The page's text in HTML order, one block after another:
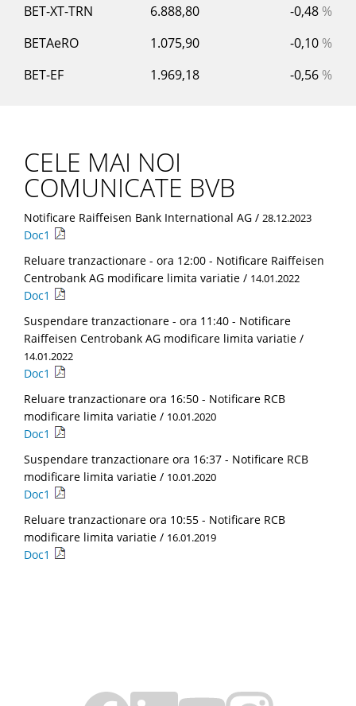
BET-XT-TRN 6.888,80 -0,48 %
BETAeRO
1.075,90 -0,10 %
BET-EF
1.969,18 -0,56 %
CELE MAI NOI
COMUNICATE BVB
Notificare Raiffeisen Bank International AG / 28.12.2023
Doc1
Reluare tranzactionare - ora 12:00 - Notificare Raiffeisen
Centrobank AG modificare limita variatie / 14.01.2022
Doc1
Suspendare tranzactionare - ora 11:40 - Notificare
Raiffeisen Centrobank AG modificare limita variatie /
14.01.2022
Doc1
Reluare tranzactionare ora 16:50 - Notificare RCB
modificare limita variatie / 10.01.2020
Doc1
Suspendare tranzactionare ora 16:37 - Notificare RCB
modificare limita variatie / 10.01.2020
Doc1
Reluare tranzactionare ora 10:55 - Notificare RCB
modificare limita variatie / 16.01.2019
Doc1